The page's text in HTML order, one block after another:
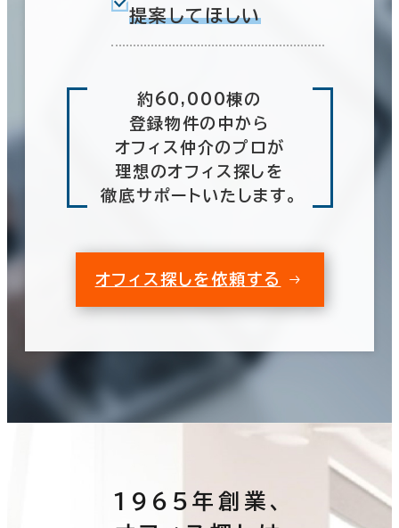
提案してほしい
約60,000棟の
登録物件の中から
オフィス仲介のプロが
理想のオフィス探しを
徹底サポートいたします。
オフィス探しを依頼する
1965年創業、